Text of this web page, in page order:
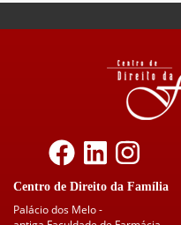
Centro de Direito da Família
Palácio dos Melo -